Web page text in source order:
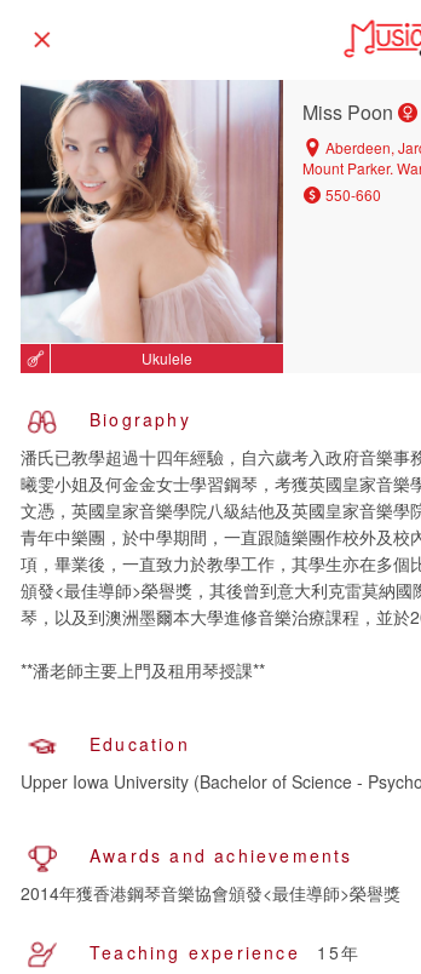
Ukulele
Miss Poon
Aberdeen,
Mount Parker,
Hau, East Mid-
Kennedy Town,
550-660
Biography
潘氏已教學超過十四年經驗，自六歲考入政府音樂
曦雯小姐及何金金女士學習鋼琴，考獲英國皇家音
文憑，英國皇家音樂學院八級結他及英國皇家音樂
青年中樂團，於中學期間，一直跟隨樂團作校外及
項，畢業後，一直致力於教學工作，其學生亦在多
頒發<最佳導師>榮譽獎，其後曾到意大利克雷莫納
琴，以及到澳洲墨爾本大學進修音樂治療課程，並於
**潘老師主要上門及租用琴授課**
Education
Awards and achievements
2014年獲香港鋼琴音樂協會頒發<最佳導師>榮譽獎
Teaching experience
15年